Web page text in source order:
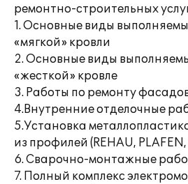
ремонтно-строительных
1. Основные виды
«мягкой» кровли
2. Основные виды
«жесткой» кровле
3. Работы по ремонту
4.Внутренние отделочные
5.Установка
из профилей (REHAU,
6. Сварочно-монтажные
7. Полный комплекс